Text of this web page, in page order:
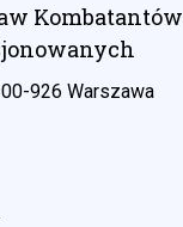
Kombatantów
926 Warszawa